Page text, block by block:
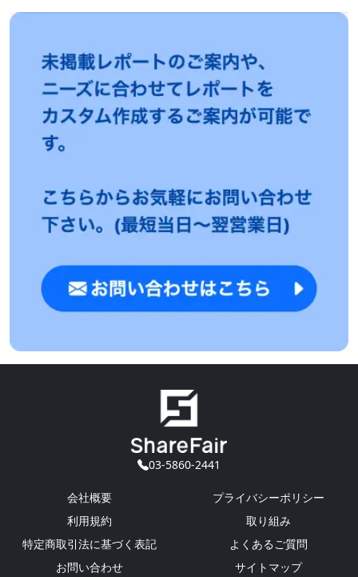
03-5860-2441
会社概要
プライバシーポリシー
利用規約
取り組み
特定商取引法に基づく表記
よくあるご質問
お問い合わせ
サイトマップ